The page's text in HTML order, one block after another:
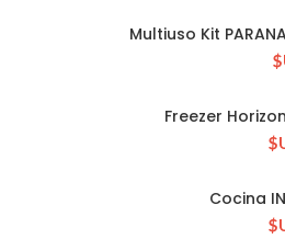
Multiuso Kit
Freezer
Cocina